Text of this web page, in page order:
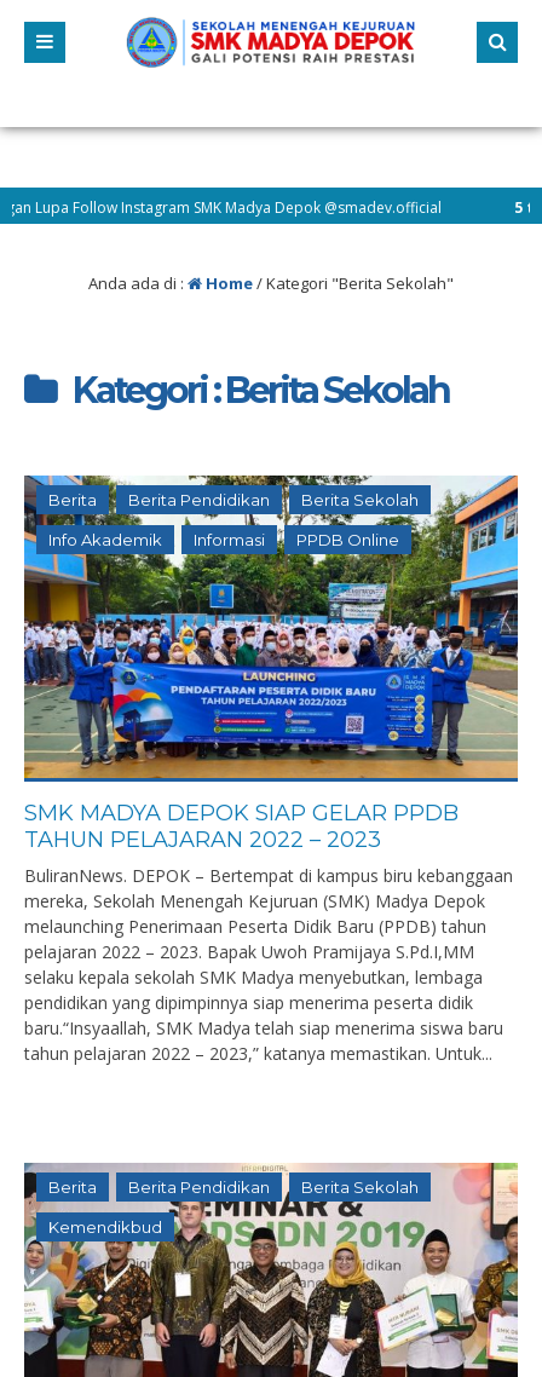
Follow Instagram SMK Madya Depok @smadev.official 5 tahun
Anda ada di : Home/Kategori "Berita Sekolah"
Kategori : Berita Sekolah
Berita Berita Pendidikan Berita Sekolah
Info Akademik Informasi PPDB Online
SMK MADYA DEPOK SIAP GELAR PPDB
TAHUN PELAJARAN 2022 – 2023
BuliranNews. DEPOK – Bertempat di kampus biru kebanggaan
mereka, Sekolah Menengah Kejuruan (SMK) Madya Depok
melaunching Penerimaan Peserta Didik Baru (PPDB) tahun
pelajaran 2022 – 2023. Bapak Uwoh Pramijaya S.Pd.I,MM
selaku kepala sekolah SMK Madya menyebutkan, lembaga
pendidikan yang dipimpinnya siap menerima peserta didik
baru.“Insyaallah, SMK Madya telah siap menerima siswa baru
tahun pelajaran 2022 – 2023,” katanya memastikan. Untuk...
Berita Berita Pendidikan Berita Sekolah
Kemendikbud